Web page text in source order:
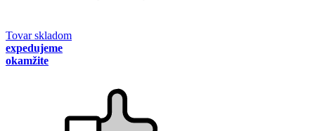
Tovar skladom
expedujeme
okamžite